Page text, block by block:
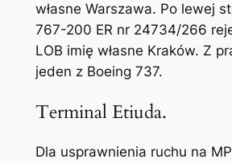
własne Warszawa. Po lewej
767-200 ER nr 24734/266
LOB imię własne Kraków. Z
jeden z Boeing 737.
Terminal Etiuda.
Dla usprawnienia ruchu na